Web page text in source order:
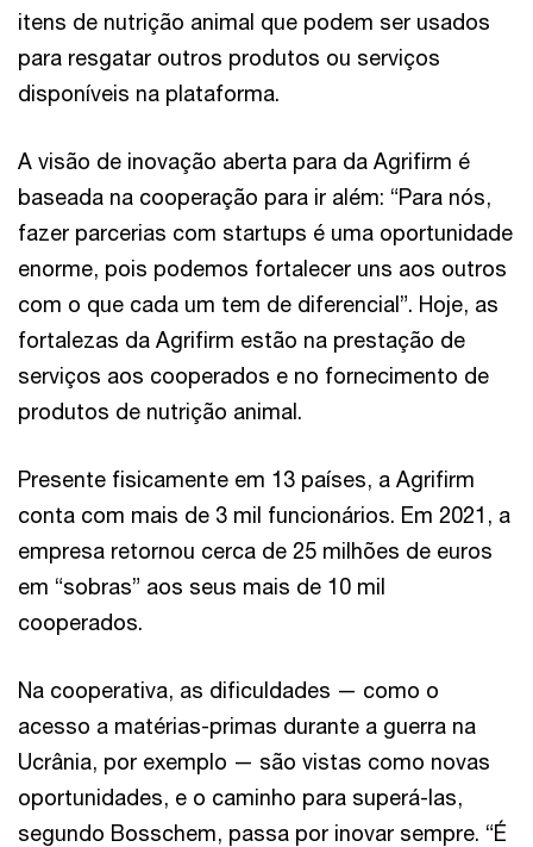
itens de nutrição animal que podem ser usados
para resgatar outros produtos ou serviços
disponíveis na plataforma.
A visão de inovação aberta para da Agrifirm é
baseada na cooperação para ir além: “Para nós,
fazer parcerias com startups é uma oportunidade
enorme, pois podemos fortalecer uns aos outros
com o que cada um tem de diferencial”. Hoje, as
fortalezas da Agrifirm estão na prestação de
serviços aos cooperados e no fornecimento de
produtos de nutrição animal.
Presente fisicamente em 13 países, a Agrifirm
conta com mais de 3 mil funcionários. Em 2021, a
empresa retornou cerca de 25 milhões de euros
em “sobras” aos seus mais de 10 mil
cooperados.
Na cooperativa, as dificuldades — como o
acesso a matérias-primas durante a guerra na
Ucrânia, por exemplo — são vistas como novas
oportunidades, e o caminho para superá-las,
segundo Bosschem, passa por inovar sempre. “É